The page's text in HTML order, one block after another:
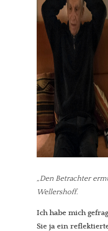
„Den Betrachter
Wellershoff.
Ich habe mich
Sie ja ein